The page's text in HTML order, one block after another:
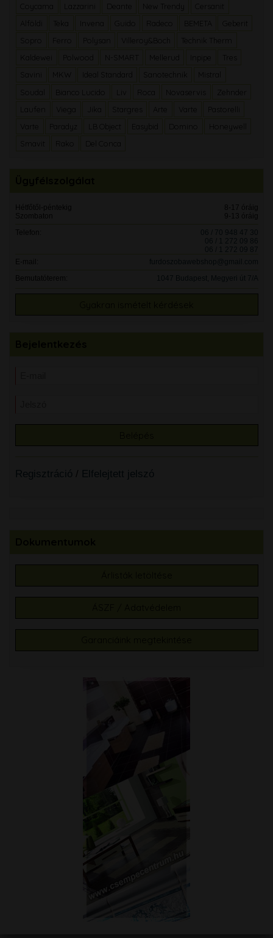
Deante New Trendy
Cersanit
Alföldi
Teka Invena Radeco BEMETA
Geberit
Ferro Villeroy&Boch
Technik Therm
Kaldewei
N-SMART Mellerud Inpipe
Tres
MKW Ideal Standard Sanotechnik
Mistral
Bianco Lucido Novaservis
Zehnder
Laufen
Viega Stargres Arte Varte
Pastorelli
Varte
LB Object
Honeywell
Smavit
Del Conca
Hétfőtől-péntekig
8-17 óráig
Szombaton
9-13 óráig
Telefon:
06 / 70 948 47 30
06 / 1 272 09 86
06 / 1 272 09 87
furdoszobawebshop@gmail.com
Bemutatóterem:
1047 Budapest, Megyeri út 7/A
Regisztráció / Elfelejtett jelszó